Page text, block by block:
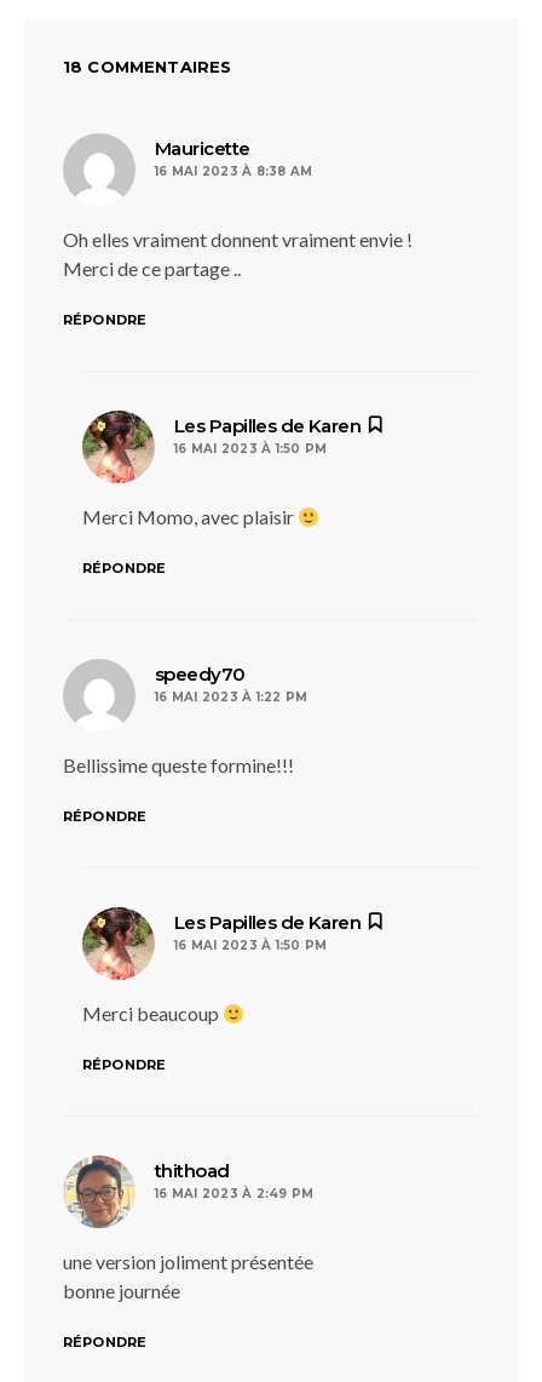
18 COMMENTAIRES
Mauricette
16 MAI 2023 À 8:38 AM
Oh elles vraiment donnent vraiment envie !
Merci de ce partage ..
RÉPONDRE
Les Papilles de Karen
16 MAI 2023 À 1:50 PM
Merci Momo, avec plaisir
RÉPONDRE
speedy70
16 MAI 2023 À 1:22 PM
Bellissime queste formine!!!
RÉPONDRE
Les Papilles de Karen
16 MAI 2023 À 1:50 PM
Merci beaucoup
RÉPONDRE
thithoad
16 MAI 2023 À 2:49 PM
une version joliment présentée
bonne journée
RÉPONDRE